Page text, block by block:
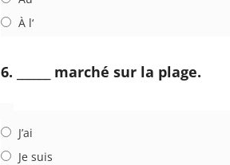
À l‘
6. ______ marché sur la plage.
J’ai
Je suis